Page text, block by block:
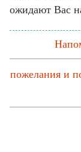
ожидают Вас
пожелания и